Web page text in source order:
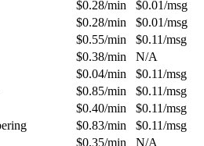
$0.28/min $0.01/msg
$0.28/min $0.01/msg
$0.55/min $0.11/msg
$0.38/min
N/A
$0.04/min $0.11/msg
$0.85/min $0.11/msg
$0.40/min $0.11/msg
$0.83/min $0.11/msg
$0.35/min
N/A